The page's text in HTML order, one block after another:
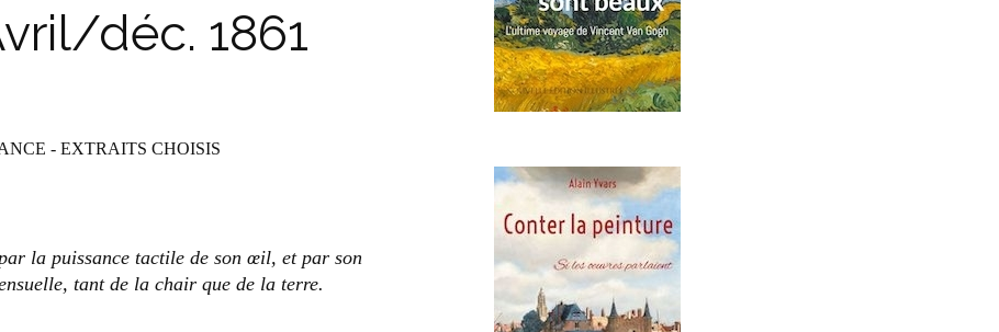
déc. 1861
- EXTRAITS CHOISIS
la puissance tactile de son œil, et par son
tant de la chair que de la terre.